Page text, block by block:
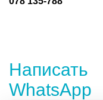
Написать
WhatsApp